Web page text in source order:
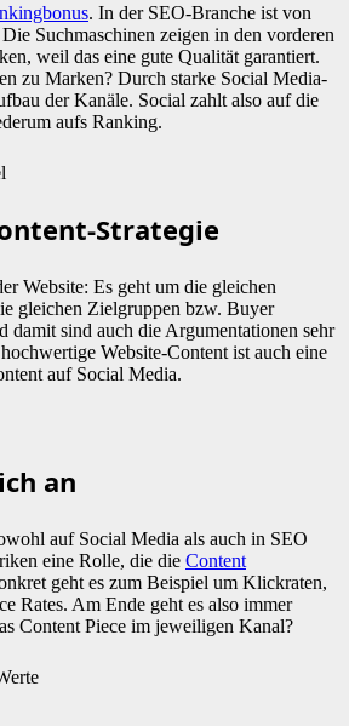
. In der SEO-Branche ist von
Suchmaschinen zeigen in den vorderen
weil das eine gute Qualität garantiert.
zu Marken? Durch starke Social Media-
der Kanäle. Social zahlt also auf die
aufs Ranking.
Strategie
Website: Es geht um die gleichen
gleichen Zielgruppen bzw. Buyer
damit sind auch die Argumentationen sehr
Website-Content ist auch eine
auf Social Media.
an
auf Social Media als auch in SEO
eine Rolle, die die Content
geht es zum Beispiel um Klickraten,
Rates. Am Ende geht es also immer
Content Piece im jeweiligen Kanal?